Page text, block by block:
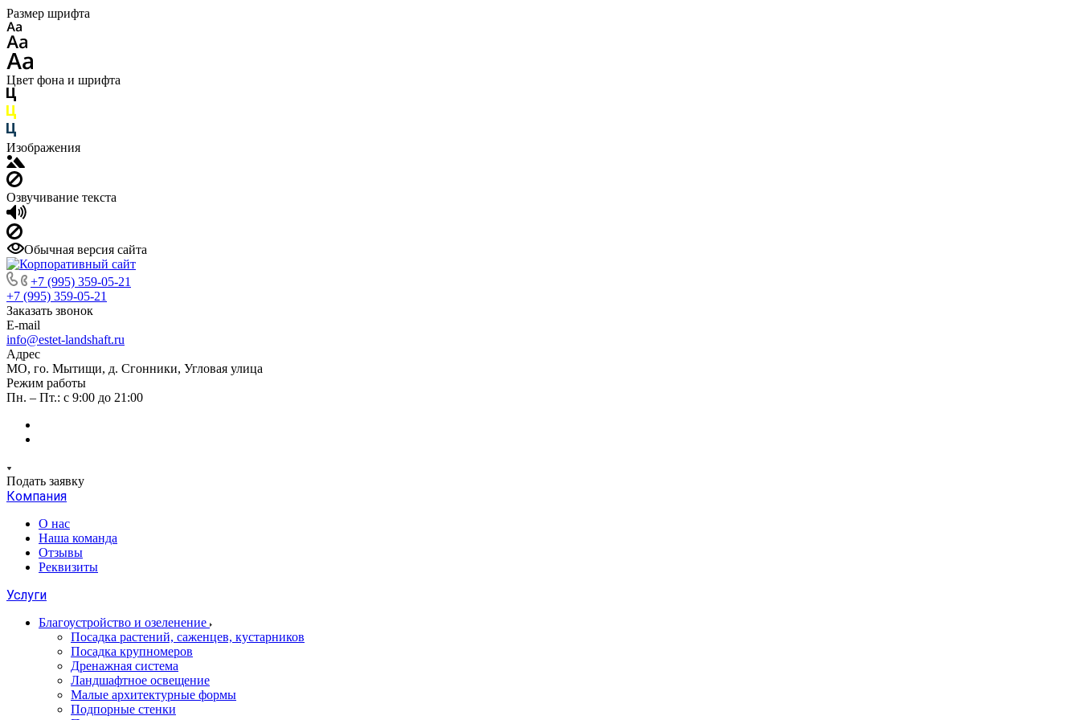
Размер шрифта
Цвет фона и шрифта
Изображения
Озвучивание текста
Обычная версия сайта
+7 (995) 359-05-21
+7 (995) 359-05-21
Заказать звонок
E-mail
info@estet-landshaft.ru
Адрес
МО, го. Мытищи, д. Сгонники, Угловая улица
Режим работы
Пн. – Пт.: с 9:00 до 21:00
Подать заявку
Компания
О нас
Наша команда
Отзывы
Реквизиты
Услуги
Благоустройство и озеленение
Посадка растений, саженцев, кустарников
Посадка крупномеров
Дренажная система
Ландшафтное освещение
Малые архитектурные формы
Подпорные стенки